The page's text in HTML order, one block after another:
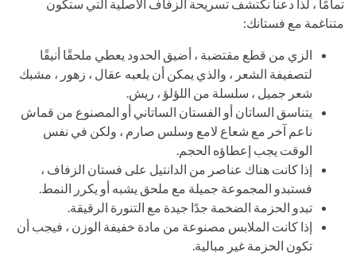
تمامًا ، لذا دعنا نكتشف تسريحة الزفاف الأصلية التي ستكون
متناغمة مع فستانك:
الزي من قطع مقتضبة ، أضيق الحدود يعطي ملحقًا أنيقًا
لتصفيفة الشعر ، والذي يمكن أن يلعبه عقال ، زهور ، مشبك
شعر جميل ، سلسلة من اللؤلؤ ، ريش.
يتناسق الساتان أو الفستان الساتاني أو المصنوع من قماش
ناعم آخر مع شعاع لامع وسلس صارم ، ولكن في نفس
الوقت يجب إعطاؤه الحجم.
إذا كانت هناك عناصر من الدانتيل على فستان الزفاف ،
فستبدو المجموعة جميلة مع ملحق يشبه أو يكرر النمط.
تبدو الحزمة الضخمة جدًا جيدة مع التنورة الرقيقة.
إذا كانت الملابس مصنوعة من مادة خفيفة الوزن ، فيجب أن
تكون الحزمة غير مبالية.